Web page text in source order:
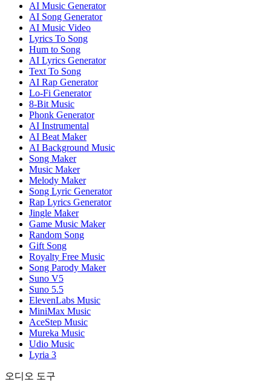
AI Music Generator
AI Song Generator
AI Music Video
Lyrics To Song
Hum to Song
AI Lyrics Generator
Text To Song
AI Rap Generator
Lo-Fi Generator
8-Bit Music
Phonk Generator
AI Instrumental
AI Beat Maker
AI Background Music
Song Maker
Music Maker
Melody Maker
Song Lyric Generator
Rap Lyrics Generator
Jingle Maker
Game Music Maker
Random Song
Gift Song
Royalty Free Music
Song Parody Maker
Suno V5
Suno 5.5
ElevenLabs Music
MiniMax Music
AceStep Music
Mureka Music
Udio Music
Lyria 3
오디오 도구